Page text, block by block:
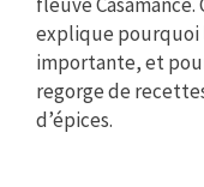
explique pourquoi
importante, et
regorge de
d’épices.